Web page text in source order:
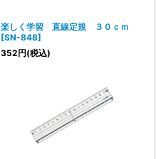
楽しく学習 直線定規 ３０ｃｍ
[SN-848]
352円(税込)